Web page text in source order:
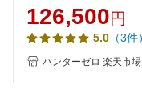
AQ3 100％化学合成油
ンジンオイル【法人限
126,500円
5.0 （3件）
ハンターゼロ 楽天市